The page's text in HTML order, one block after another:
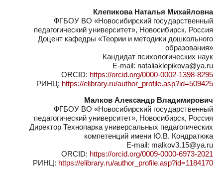
Клепикова Наталья Михайловна
ФГБОУ ВО «Новосибирский государственный
педагогический университет», Новосибирск, Россия
Доцент кафедры «Теории и методики дошкольного
образования»
Кандидат психологических наук
E-mail: nataliaklepikova@ya.ru
ORCID: https://orcid.org/0000-0002-1398-8295
РИНЦ: https://elibrary.ru/author_profile.asp?id=509425
Малков Александр Владимирович
ФГБОУ ВО «Новосибирский государственный
педагогический университет», Новосибирск, Россия
Директор Технопарка универсальных педагогических
компетенций имени Ю.В. Кондратюка
E-mail: malkov3.15@ya.ru
ORCID: https://orcid.org/0009-0000-6973-2021
РИНЦ: https://elibrary.ru/author_profile.asp?id=1184170